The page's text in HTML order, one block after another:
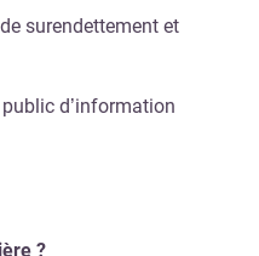
surendettement et
d’information
?